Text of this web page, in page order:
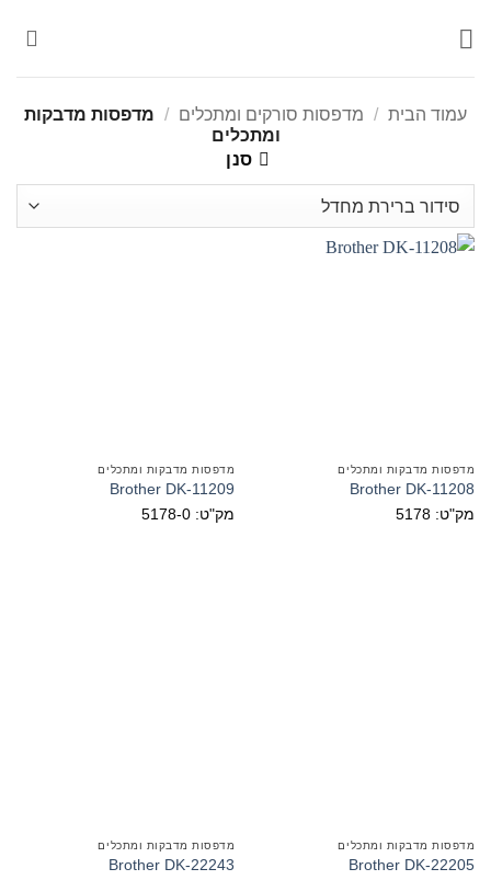
עמוד הבית / מדפסות סורקים ומתכלים /
מדפסות מדבקות
ומתכלים
סנן
מדפסות מדבקות ומתכלים
Brother DK-11208
מק"ט: 5178
מדפסות מדבקות ומתכלים
Brother DK-11209
מק"ט: 5178-0
מדפסות מדבקות ומתכלים
Brother DK-22205
מדפסות מדבקות ומתכלים
Brother DK-22243